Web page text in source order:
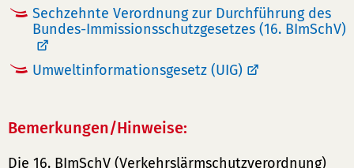
Sechzehnte Verordnung zur Durchführung des
Bundes-Immissionsschutzgesetzes (16. BImSchV)
Umweltinformationsgesetz (UIG)
Bemerkungen/Hinweise:
Die 16. BImSchV (Verkehrslärmschutzverordnung)